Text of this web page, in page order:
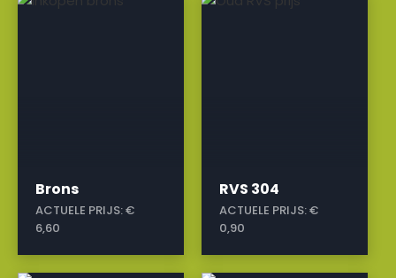
Brons
ACTUELE PRIJS:€
6,60
RVS 304
ACTUELE PRIJS:€
0,90